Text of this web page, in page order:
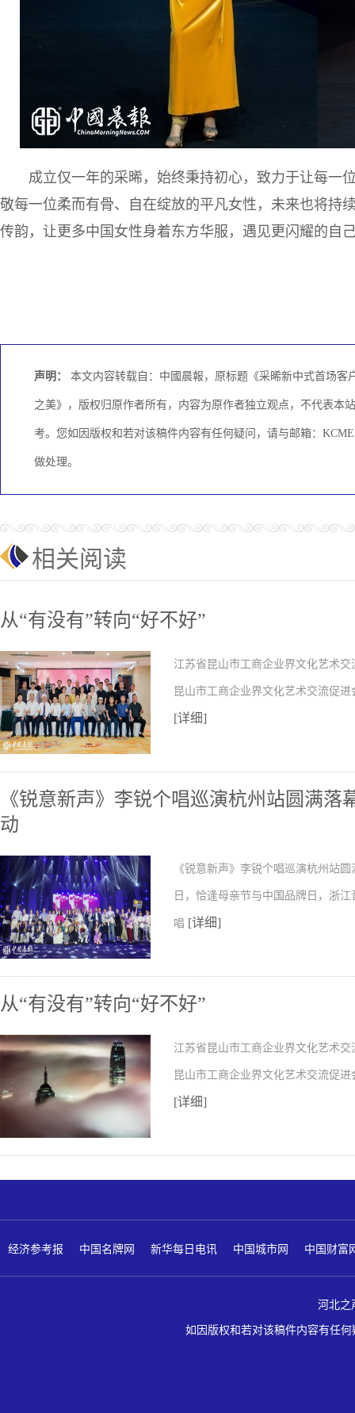
成立仅一年的采晞，始终秉持初心，致力于让每一
敬每一位柔而有骨、自在绽放的平凡女性，未来也将持
传韵，让更多中国女性身着东方华服，遇见更闪耀的自
声明： 本文内容转载自：中國晨報，原标题《采晞新中式首场
之美》，版权归原作者所有，内容为原作者独立观点，不代表本
考。您如因版权和若对该稿件内容有任何疑问，请与邮箱：
做处理。
相关阅读
从“有没有”转向“好不好”
江苏省昆山市工商企业界文化艺术
昆山市工商企业界文化艺术交流促
[详细]
《锐意新声》李锐个唱巡演杭州站圆满
动
《锐意新声》李锐个唱巡演杭州站
日，恰逢母亲节与中国品牌日，浙
唱 [详细]
从“有没有”转向“好不好”
江苏省昆山市工商企业界文化艺术
昆山市工商企业界文化艺术交流促
[详细]
经济参考报 中国名牌网 新华每日电讯 中国城市网 中国财富
河北之
如因版权和若对该稿件内容有任